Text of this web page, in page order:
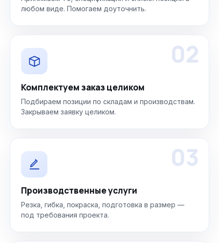
любом виде. Помогаем доуточнить.
02
Комплектуем заказ целиком
Подбираем позиции по складам и производствам.
Закрываем заявку целиком.
03
Производственные услуги
Резка, гибка, покраска, подготовка в размер —
под требования проекта.